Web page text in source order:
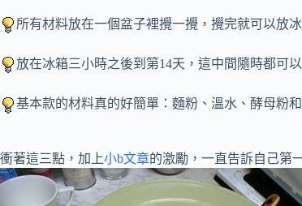
所有材料放在一個盆子裡攪一攪，攪完就可以放
放在冰箱三小時之後到第14天，這中間隨時都可
基本款的材料真的好簡單：麵粉、溫水、酵母粉
衝著這三點，加上小b文章的激勵，一直告訴自己第